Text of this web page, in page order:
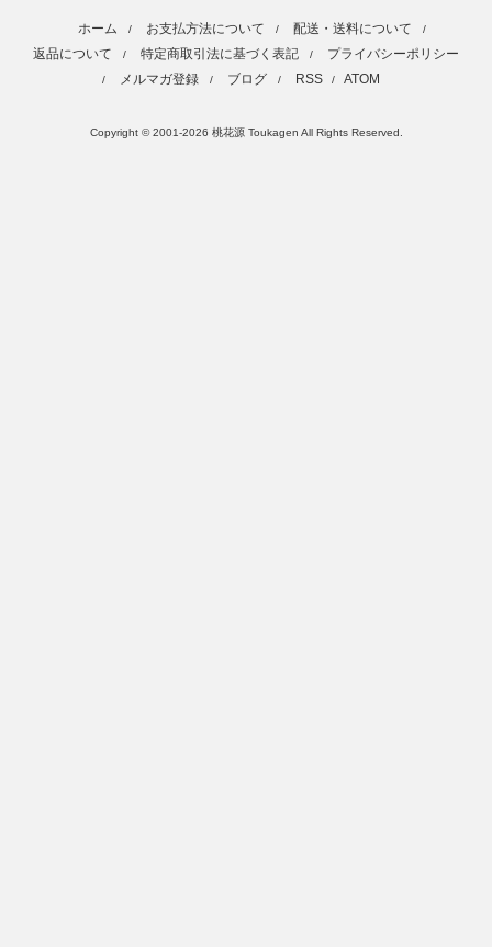
ホーム / お支払方法について / 配送・送料について /
返品について / 特定商取引法に基づく表記 / プライバシーポリシー
/ メルマガ登録 / ブログ / RSS / ATOM
Copyright © 2001-2026 桃花源 Toukagen All Rights Reserved.